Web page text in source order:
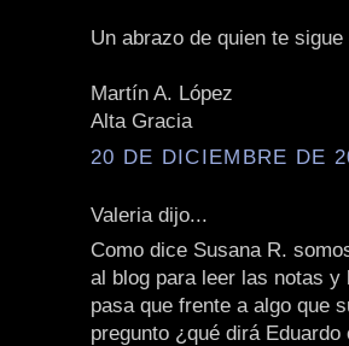
Un abrazo de quien te
Martín A. López
Alta Gracia
20 DE DICIEMBRE DE
Valeria dijo...
Como dice Susana R.
al blog para leer las notas
pasa que frente a algo que
pregunto ¿qué dirá